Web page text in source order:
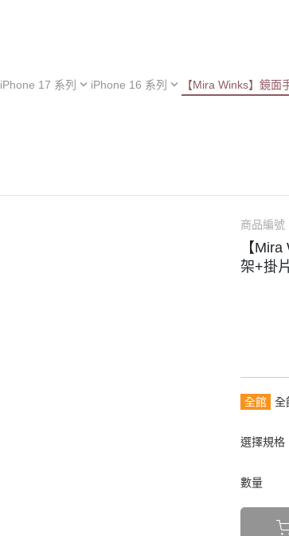
iPhone 17 系列 iPhone 16 系列 【Mira Winks】鏡面
Android
商品編號
【
架+掛
全館 全
選擇規格
數量